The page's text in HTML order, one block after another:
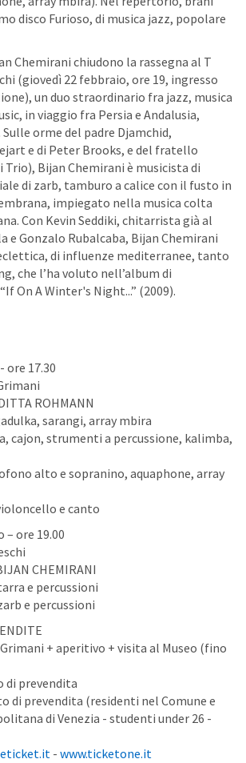
disco Furioso, di musica jazz, popolare
Chemirani chiudono la rassegna al T
(giovedì 22 febbraio, ore 19, ingresso
un duo straordinario fra jazz, musica
in viaggio fra Persia e Andalusia,
orme del padre Djamchid,
e di Peter Brooks, e del fratello
Trio), Bijan Chemirani è musicista di
di zarb, tamburo a calice con il fusto in
impiegato nella musica colta
Con Kevin Seddiki, chitarrista già al
e Gonzalo Rubalcaba, Bijan Chemirani
di influenze mediterranee, tanto
che l’ha voluto nell’album di
On A Winter's Night...” (2009).
ore 17.30
ROHMANN
sarangi, array mbira
cajon, strumenti a percussione, kalimba,
alto e sopranino, aquaphone, array
e canto
– ore 19.00
CHEMIRANI
e percussioni
e percussioni
+ aperitivo + visita al Museo (fino
di prevendita
di prevendita (residenti nel Comune e
di Venezia - studenti under 26 -
- www.ticketone.it